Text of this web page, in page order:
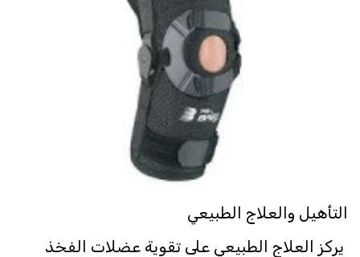
التأهيل والعلاج الطبيعي
يركز العلاج الطبيعي على تقوية عضلات الفخذ